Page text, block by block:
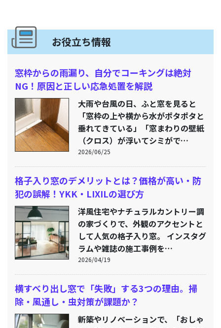
お役立ち情報
窓枠からの雨漏り、自分でコーキングは絶対
NG！原因と正しい応急処置を解説
大雨や台風の日、ふと窓を見ると
「窓枠の上や横から水がポタポタと
垂れてきている」「窓まわりの壁紙
（クロス）が浮いてシミがで…
2026/06/25
格子入り窓のデメリットとは？価格が高い・防
犯の誤解！YKK・LIXILの選び方
洋風住宅やナチュラルカントリー調
の家づくりで、外観のアクセントと
して人気の格子入り窓。 インスタグ
ラムや雑誌の施工事例を…
2026/04/19
横すべり出し窓で「失敗」する3つの理由。掃
除・風通し・虫対策が課題か？
新築やリノベーションで、「おしゃ